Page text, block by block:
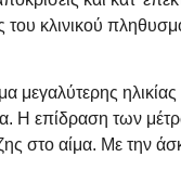
κλινικού
μεγαλύτερης
Η επίδραση των
αίμα. Με την